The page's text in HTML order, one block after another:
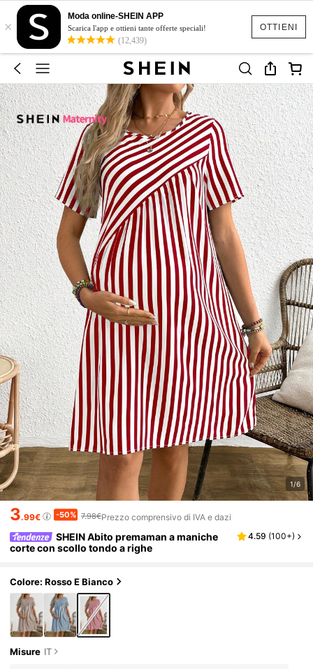
OTTIENI
×
Moda online-SHEIN APP
Scarica l'app e ottieni tante offerte speciali!
(12,439)
1/6
3.99€ -50% 7.98€Prezzo comprensivo di IVA e dazi
SHEIN Abito premaman a maniche
corte con scollo tondo a righe
4.59 (100+)
Colore: Rosso E Bianco
Misure IT